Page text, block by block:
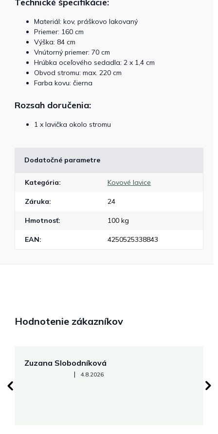
Materiál: kov, práškovo lakovaný
Priemer: 160 cm
Výška: 84 cm
Vnútorný priemer: 70 cm
Hrúbka oceľového sedadla: 2 x 1,4 cm
Obvod stromu: max. 220 cm
Farba kovu: čierna
Rozsah doručenia:
1 x lavička okolo stromu
Dodatočné parametre
Kategória: Kovové lavice
Záruka: 24
Hmotnosť: 100 kg
EAN: 4250525338843
Hodnotenie zákazníkov
Zuzana Slobodníková
Hodnotenie obchodu je 5 z 5 hviezdičiek.
| 4.8.2026